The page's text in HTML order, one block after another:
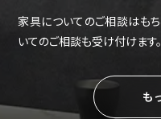
家具についてのご相談はもち
いてのご相談も受け付けます。
も